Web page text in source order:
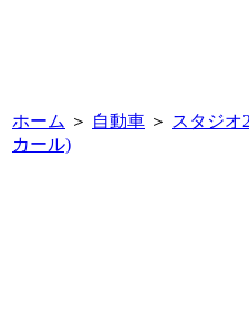
ホーム ＞ 自動車 ＞ スタジオ
カール)